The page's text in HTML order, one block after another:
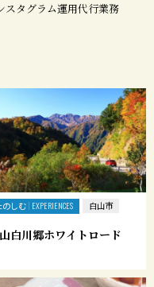
スタグラム運用代行業務
のしむ EXPERIENCES 白山市
白川郷ホワイトロード